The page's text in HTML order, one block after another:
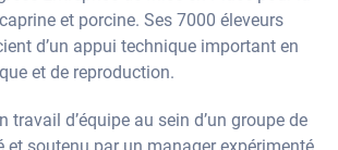
et porcine. Ses 7000 éleveurs
d’un appui technique important en
et de reproduction.
travail d’équipe au sein d’un groupe de